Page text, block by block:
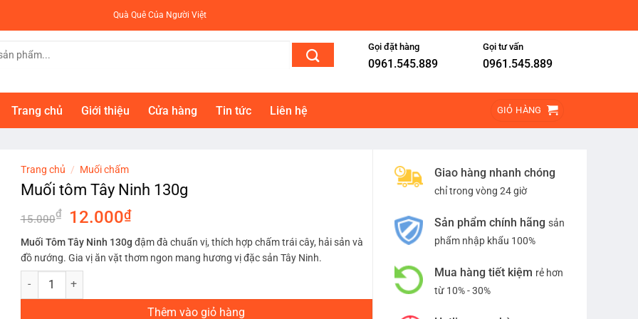
Quà Quê Của Người Việt
Gọi đặt hàng
0961.545.889
Gọi tư vấn
0961.545.889
Trang chủ Giới thiệu Cửa hàng Tin tức Liên hệ GIỎ HÀNG
Giao hàng nhanh chóng
chỉ trong vòng 24 giờ
Sản phẩm chính hãng sản
phẩm nhập khẩu 100%
Mua hàng tiết kiệm rẻ hơn
từ 10% - 30%
Trang chủ / Muối chấm
Muối tôm Tây Ninh 130g
15.000₫
Giá
gốc
là:
15.000₫.
12.000₫Giá
hiện
tại
là:
Muối Tôm Tây Ninh 130g đậm đà chuẩn vị, thích hợp chấm trái cây, hải sản và
đồ nướng. Gia vị ăn vặt thơm ngon mang hương vị đặc sản Tây Ninh.
Muối tôm Tây Ninh 130g số lượng
Thêm vào giỏ hàng